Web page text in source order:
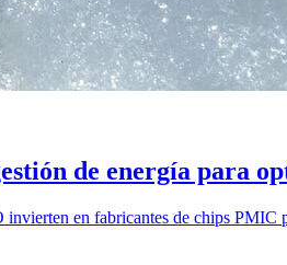
de energía para
en fabricantes de chips